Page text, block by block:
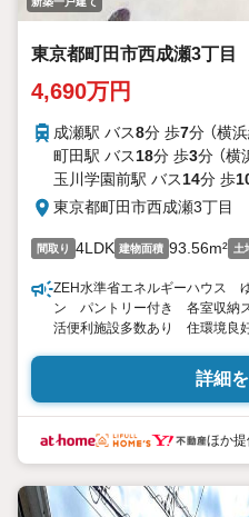
東京都町田市西成瀬3丁目
4,690万円
成瀬駅 バス8分 歩7分 （横浜
町田駅 バス18分 歩3分 （横
玉川学園前駅 バス14分 歩
東京都町田市西成瀬3丁目
間取り 4LDK 建物面積 93.56m² 土
ZEH水準省エネルギーハウス
ン パントリー付き 各室収納
活便利施設多数あり 住環境良
【古淵駅徒歩2分！店舗前駐車場完
弊社は1993年に相模原にて開
数多くのお客様の住まい探しを
ちたいと思います。
【何でもご相談ください！】
不動産のご相談もお気軽にご連
詳細
ほか